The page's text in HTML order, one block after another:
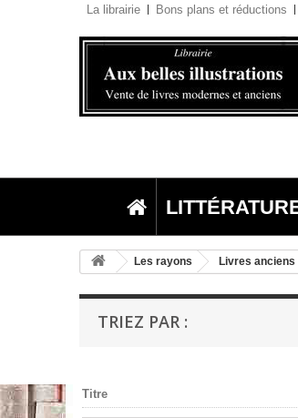
La librairie Bons plans et réductions
Les rayons Livres anciens
TRIEZ PAR :
Titre